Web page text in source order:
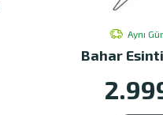
Aynı
Bahar